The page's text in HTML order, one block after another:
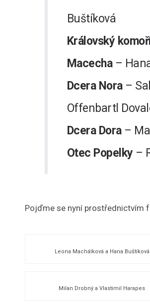
Buštíková
Královský
Macecha–
Dcera Nora–
Offenbartl
Dcera Dora–
Otec Popelky –
Pojďme se nyní prostřednictvím
Leona Machálková a Hana Buštíková
Milan Drobný a Vlastimil Harapes